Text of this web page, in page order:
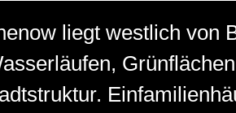
liegt westlich von